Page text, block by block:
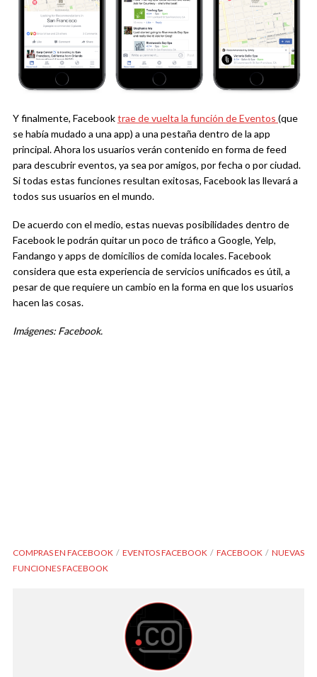
Y finalmente, Facebooktrae de vuelta la función de Eventos (que
se había mudado a una app) a una pestaña dentro de la app
principal. Ahora los usuarios verán contenido en forma de feed
para descubrir eventos, ya sea por amigos, por fecha o por ciudad.
Si todas estas funciones resultan exitosas, Facebook las llevará a
todos sus usuarios en el mundo.
De acuerdo con el medio, estas nuevas posibilidades dentro de
Facebook le podrán quitar un poco de tráfico a Google, Yelp,
Fandango y apps de domicilios de comida locales. Facebook
considera que esta experiencia de servicios unificados es útil, a
pesar de que requiere un cambio en la forma en que los usuarios
hacen las cosas.
Imágenes: Facebook.
COMPRAS EN FACEBOOK EVENTOS FACEBOOK FACEBOOK
NUEVAS
FUNCIONES FACEBOOK